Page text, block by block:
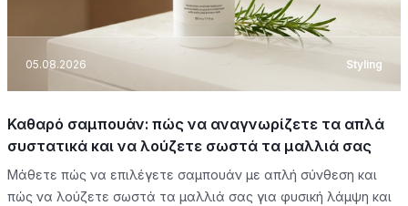
05.08.2026 Styling
Καθαρό σαμπουάν: πώς να αναγνωρίζετε τα απλά
συστατικά και να λούζετε σωστά τα μαλλιά σας
Μάθετε πώς να επιλέγετε σαμπουάν με απλή σύνθεση και
πώς να λούζετε σωστά τα μαλλιά σας για φυσική λάμψη και